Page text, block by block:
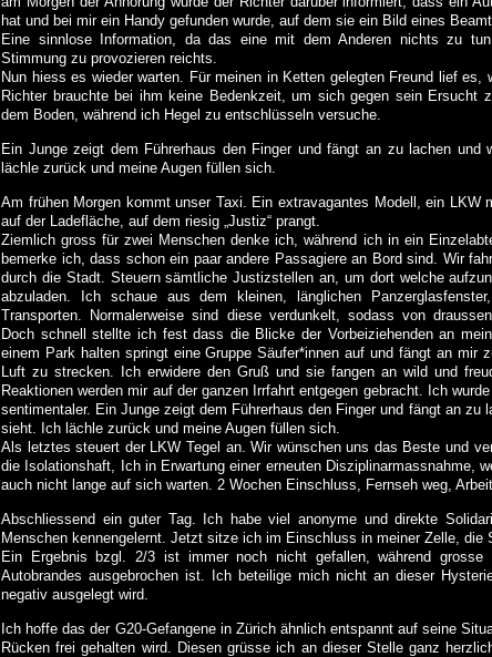
hat und bei mir ein Handy gefunden wurde, auf dem sie ein Bild eines
Eine sinnlose Information, da das eine mit dem Anderen nichts zu
Stimmung zu provozieren reichts.
Nun hiess es wieder warten. Für meinen in Ketten gelegten Freund lief es,
Richter brauchte bei ihm keine Bedenkzeit, um sich gegen sein Ersucht
dem Boden, während ich Hegel zu entschlüsseln versuche.
Ein Junge zeigt dem Führerhaus den Finger und fängt an zu lachen
lächle zurück und meine Augen füllen sich.
Am frühen Morgen kommt unser Taxi. Ein extravagantes Modell, ein LKW
auf der Ladefläche, auf dem riesig „Justiz“ prangt.
Ziemlich gross für zwei Menschen denke ich, während ich in ein
bemerke ich, dass schon ein paar andere Passagiere an Bord sind. Wir
durch die Stadt. Steuern sämtliche Justizstellen an, um dort welche
abzuladen. Ich schaue aus dem kleinen, länglichen
Transporten. Normalerweise sind diese verdunkelt, sodass von
Doch schnell stellte ich fest dass die Blicke der Vorbeiziehenden an
einem Park halten springt eine Gruppe Säufer*innen auf und fängt an mir
Luft zu strecken. Ich erwidere den Gruß und sie fangen an wild und
Reaktionen werden mir auf der ganzen Irrfahrt entgegen gebracht. Ich
sentimentaler. Ein Junge zeigt dem Führerhaus den Finger und fängt an zu
sieht. Ich lächle zurück und meine Augen füllen sich.
Als letztes steuert der LKW Tegel an. Wir wünschen uns das Beste und
die Isolationshaft, Ich in Erwartung einer erneuten Disziplinarmassnahme,
auch nicht lange auf sich warten. 2 Wochen Einschluss, Fernseh weg,
Abschliessend ein guter Tag. Ich habe viel anonyme und direkte
Menschen kennengelernt. Jetzt sitze ich im Einschluss in meiner Zelle, die
Ein Ergebnis bzgl. 2/3 ist immer noch nicht gefallen, während grosse
Autobrandes ausgebrochen ist. Ich beteilige mich nicht an dieser
negativ ausgelegt wird.
Ich hoffe das der G20-Gefangene in Zürich ähnlich entspannt auf seine
Rücken frei gehalten wird. Diesen grüsse ich an dieser Stelle ganz